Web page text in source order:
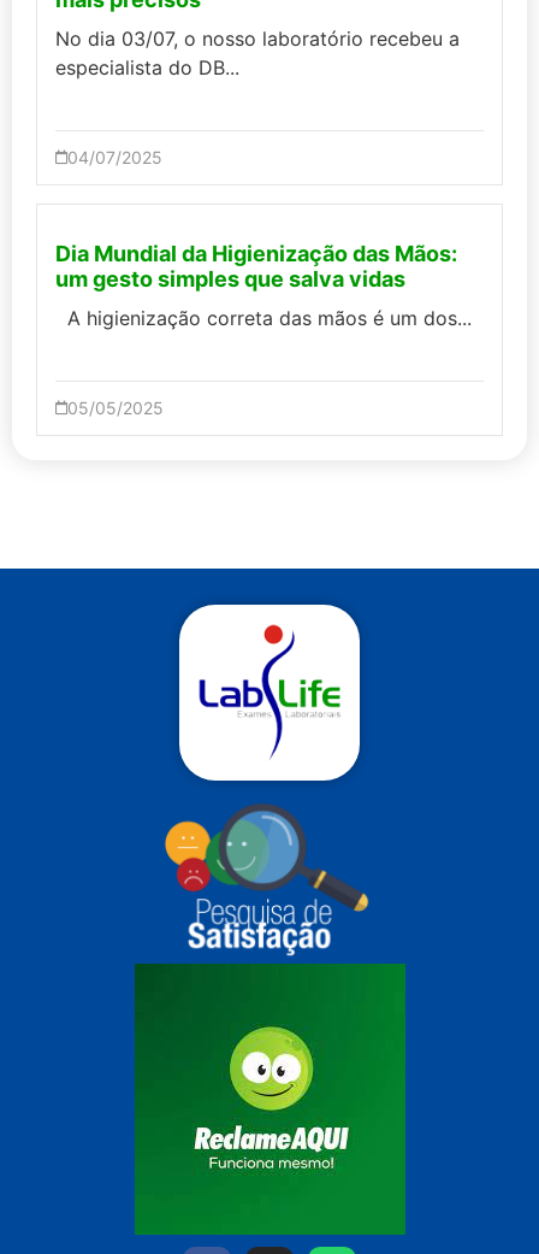
No dia 03/07, o nosso laboratório recebeu a
especialista do DB...
04/07/2025
Dia Mundial da Higienização das Mãos:
um gesto simples que salva vidas
A higienização correta das mãos é um dos...
05/05/2025